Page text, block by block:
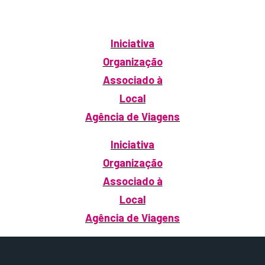
Iniciativa
Organização
Associado à
Local
Agência de Viagens
Iniciativa
Organização
Associado à
Local
Agência de Viagens